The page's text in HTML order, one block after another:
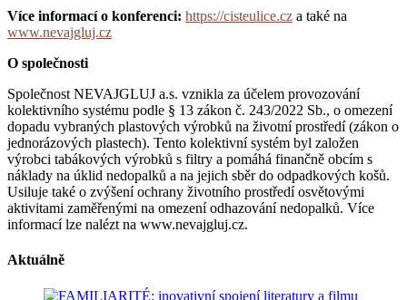
Více informací o konferenci: https://cisteulice.cz a také na
www.nevajgluj.cz
O společnosti
Společnost NEVAJGLUJ a.s. vznikla za účelem provozování
kolektivního systému podle § 13 zákon č. 243/2022 Sb., o omezení
dopadu vybraných plastových výrobků na životní prostředí (zákon o
jednorázových plastech). Tento kolektivní systém byl založen
výrobci tabákových výrobků s filtry a pomáhá finančně obcím s
náklady na úklid nedopalků a na jejich sběr do odpadkových košů.
Usiluje také o zvýšení ochrany životního prostředí osvětovými
aktivitami zaměřenými na omezení odhazování nedopalků. Více
informací lze nalézt na www.nevajgluj.cz.
Aktuálně